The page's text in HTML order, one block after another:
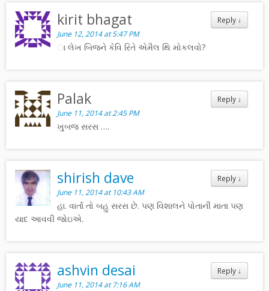
Reply ↓
kirit bhagat
June 12, 2014 at 5:47 PM
ા લેખ બિજને કેવિ રિતે એમૈલ થિ મોકલવો?
Reply ↓
Palak
June 11, 2014 at 2:45 PM
ખુબજ સરસ ….
Reply ↓
shirish dave
June 11, 2014 at 10:43 AM
હા. વાર્તા તો બહુ સરસ છે. પણ વિશાલને પોતાની માતા પણ
યાદ આવવી જોઇએ.
Reply ↓
ashvin desai
June 11, 2014 at 7:16 AM